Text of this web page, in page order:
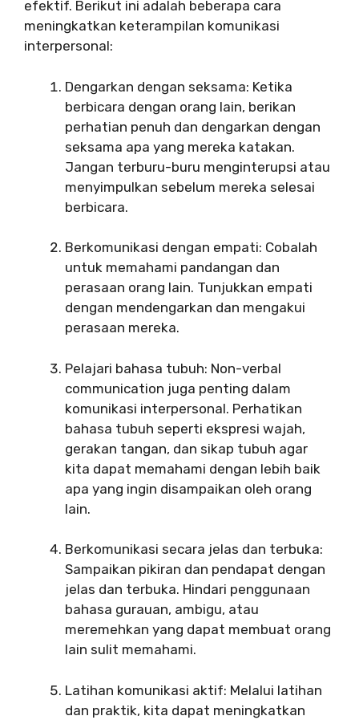
efektif. Berikut ini adalah beberapa cara
meningkatkan keterampilan komunikasi
interpersonal:
Dengarkan dengan seksama: Ketika
berbicara dengan orang lain, berikan
perhatian penuh dan dengarkan dengan
seksama apa yang mereka katakan.
Jangan terburu-buru menginterupsi atau
menyimpulkan sebelum mereka selesai
berbicara.
Berkomunikasi dengan empati: Cobalah
untuk memahami pandangan dan
perasaan orang lain. Tunjukkan empati
dengan mendengarkan dan mengakui
perasaan mereka.
Pelajari bahasa tubuh: Non-verbal
communication juga penting dalam
komunikasi interpersonal. Perhatikan
bahasa tubuh seperti ekspresi wajah,
gerakan tangan, dan sikap tubuh agar
kita dapat memahami dengan lebih baik
apa yang ingin disampaikan oleh orang
lain.
Berkomunikasi secara jelas dan terbuka:
Sampaikan pikiran dan pendapat dengan
jelas dan terbuka. Hindari penggunaan
bahasa gurauan, ambigu, atau
meremehkan yang dapat membuat orang
lain sulit memahami.
Latihan komunikasi aktif: Melalui latihan
dan praktik, kita dapat meningkatkan